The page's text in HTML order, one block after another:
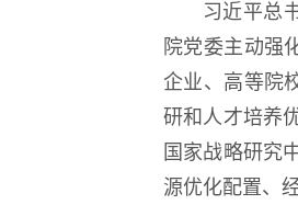
习近平总
院党委主动强
企业、高等院
研和人才培养
国家战略研究
源优化配置、